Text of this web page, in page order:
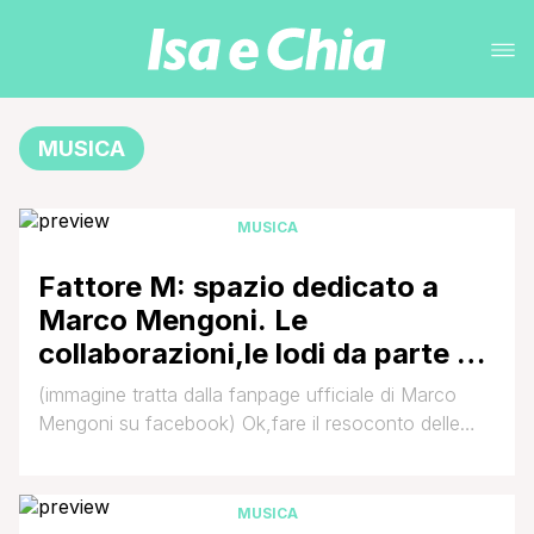
MUSICA
MUSICA
Fattore M: spazio dedicato a
Marco Mengoni. Le
collaborazioni,le lodi da parte di
Lucio Dalla,ed il nuovo videoclip
(immagine tratta dalla fanpage ufficiale di Marco
Mengoni su facebook) Ok,fare il resoconto delle
beccarvi 'sto poema! :ride Dunque,lo scorso venerdì
MUSICA